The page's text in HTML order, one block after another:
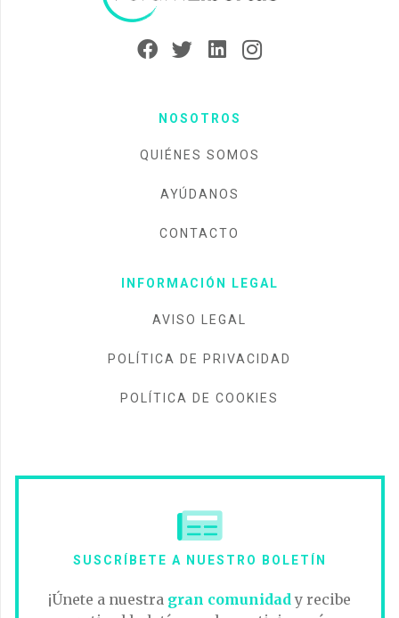
NOSOTROS
QUIÉNES SOMOS
AYÚDANOS
CONTACTO
INFORMACIÓN LEGAL
AVISO LEGAL
POLÍTICA DE PRIVACIDAD
POLÍTICA DE COOKIES
SUSCRÍBETE A NUESTRO BOLETÍN
¡Únete a nuestra gran comunidady recibe